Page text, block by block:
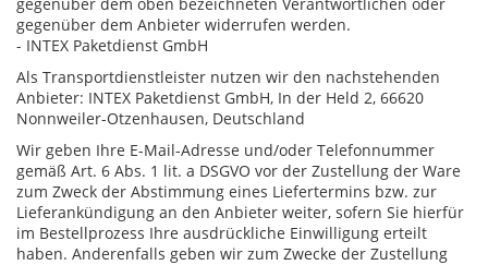
gegenüber dem Anbieter widerrufen werden.
- INTEX Paketdienst GmbH
Als Transportdienstleister nutzen wir den nachstehenden
Anbieter: INTEX Paketdienst GmbH, In der Held 2, 66620
Nonnweiler-Otzenhausen, Deutschland
Wir geben Ihre E-Mail-Adresse und/oder Telefonnummer
gemäß Art. 6 Abs. 1 lit. a DSGVO vor der Zustellung der Ware
zum Zweck der Abstimmung eines Liefertermins bzw. zur
Lieferankündigung an den Anbieter weiter, sofern Sie hierfür
im Bestellprozess Ihre ausdrückliche Einwilligung erteilt
haben. Anderenfalls geben wir zum Zwecke der Zustellung